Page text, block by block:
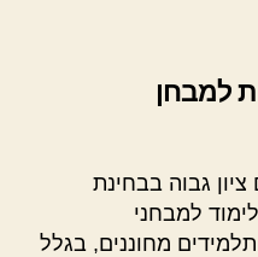
למבחן
ציון גבוה בבחינת
למבחני
מחוננים, בגלל